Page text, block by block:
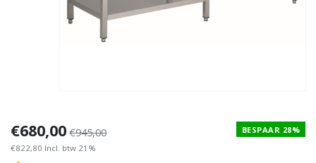
€680,00 €945,00
€822,80 Incl. btw 21%
BESPAAR 28%